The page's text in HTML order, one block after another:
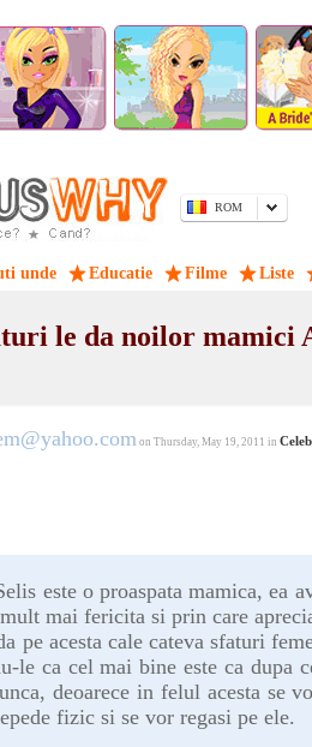
ROM
unde Educatie Filme Liste
le da noilor mamici
on Thursday, May 19, 2011 in
este o proaspata mamica, ea
mai fericita si prin care
pe acesta cale cateva sfaturi
le ca cel mai bine este ca dupa
deoarece in felul acesta se
fizic si se vor regasi pe ele.